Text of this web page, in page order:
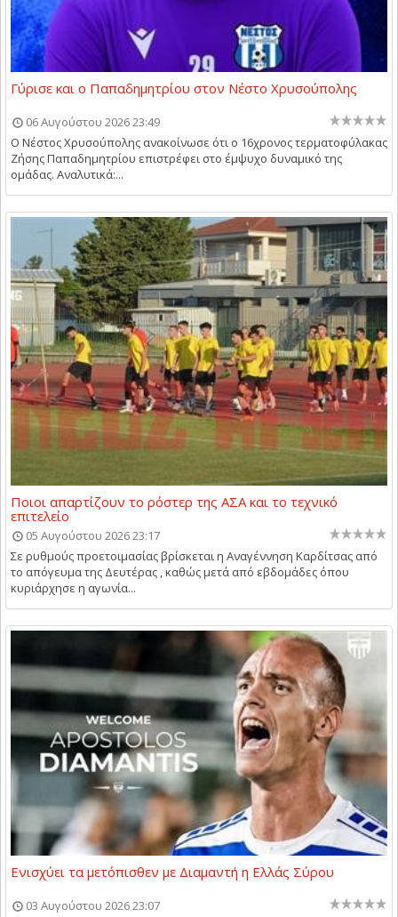
Γύρισε και ο Παπαδημητρίου στον Νέστο Χρυσούπολης
06 Αυγούστου 2026 23:49
Ο Νέστος Χρυσούπολης ανακοίνωσε ότι ο 16χρονος τερματοφύλακας
Ζήσης Παπαδημητρίου επιστρέφει στο έμψυχο δυναμικό της
ομάδας. Αναλυτικά:...
Ποιοι απαρτίζουν το ρόστερ της ΑΣΑ και το τεχνικό
επιτελείο
05 Αυγούστου 2026 23:17
Σε ρυθμούς προετοιμασίας βρίσκεται η Αναγέννηση Καρδίτσας από
το απόγευμα της Δευτέρας , καθώς μετά από εβδομάδες όπου
κυριάρχησε η αγωνία...
Ενισχύει τα μετόπισθεν με Διαμαντή η Ελλάς Σύρου
03 Αυγούστου 2026 23:07